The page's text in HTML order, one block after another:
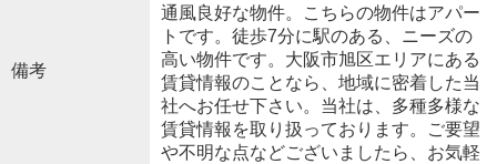
備考
通風良好な物件。こちらの物件はアパー
トです。徒歩7分に駅のある、ニーズの
高い物件です。大阪市旭区エリアにある
賃貸情報のことなら、地域に密着した当
社へお任せ下さい。当社は、多種多様な
賃貸情報を取り扱っております。ご要望
や不明な点などございましたら、お気軽